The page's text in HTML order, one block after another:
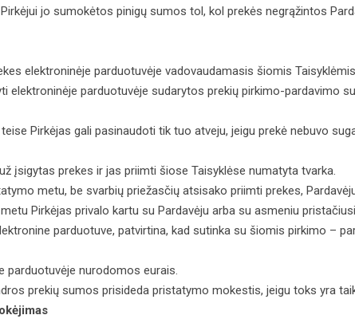
jo sumokėtos pinigų sumos tol, kol prekės negrąžintos
elektroninėje parduotuvėje vadovaudamasis šiomis
elektroninėje parduotuvėje sudarytos prekių pirkimo-pardavimo
Pirkėjas gali pasinaudoti tik tuo atveju, jeigu prekė nebuvo
įsigytas prekes ir jas priimti šiose Taisyklėse numatyta tvarka.
metu, be svarbių priežasčių atsisako priimti prekes,
Pirkėjas privalo kartu su Pardavėju arba su asmeniu
parduotuve, patvirtina, kad sutinka su šiomis pirkimo –
parduotuvėje nurodomos eurais.
prekių sumos prisideda pristatymo mokestis, jeigu toks yra